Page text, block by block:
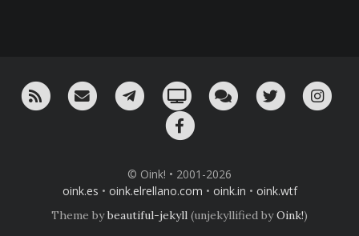
RSS ¡Mándame un email!¡Nuestro canal en Telegram!
Oink! TV Charla con nosotros
Twitter
© Oink! • 2001-2026
oink.es • oink.elrellano.com • oink.in • oink.wtf
Theme bybeautiful-jekyll (unjekyllified byOink!)